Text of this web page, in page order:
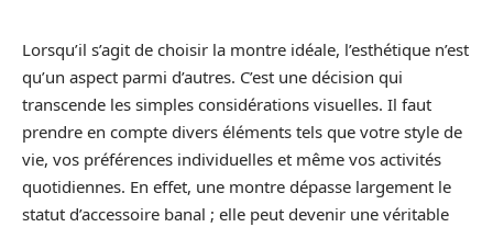
Lorsqu’il s’agit de choisir la montre idéale, l’esthétique n’est
qu’un aspect parmi d’autres. C’est une décision qui
transcende les simples considérations visuelles. Il faut
prendre en compte divers éléments tels que votre style de
vie, vos préférences individuelles et même vos activités
quotidiennes. En effet, une montre dépasse largement le
statut d’accessoire banal ; elle peut devenir une véritable